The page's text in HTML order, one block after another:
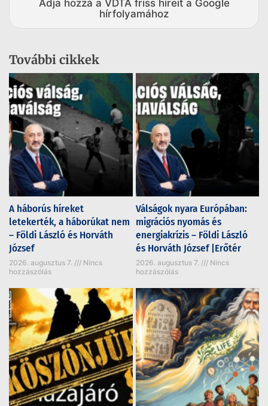
Adja hozzá a VDTA friss híreit a Google
hírfolyamához
További cikkek
A háborús híreket
letekerték, a háborúkat nem
– Földi László és Horváth
József
2026. augusztus 7.
Nincs
hozzászólás
Válságok nyara Európában:
migrációs nyomás és
energiakrízis – Földi László
és Horváth József |Erőtér
2026. augusztus 7.
Nincs
hozzászólás